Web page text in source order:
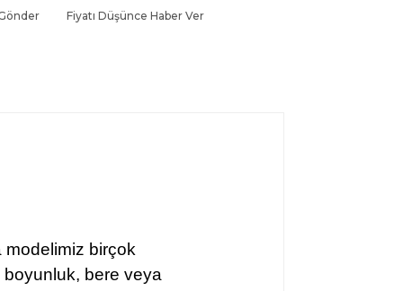
Fiyatı Düşünce Haber Ver
birçok
boyunluk, bere veya